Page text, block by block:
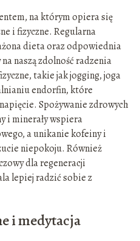
na którym opiera się
i fizyczne. Regularna
dieta oraz odpowiednia
naszą zdolność radzenia
takie jak jogging, joga
endorfin, które
Spożywanie zdrowych
i minerały wspiera
a unikanie kofeiny i
niepokoju. Również
dla regeneracji
lepiej radzić sobie z
i medytacja